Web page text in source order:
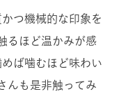
つ機械的な印象を
るほど温かみが感
ば噛むほど味わい
んも是非触ってみ